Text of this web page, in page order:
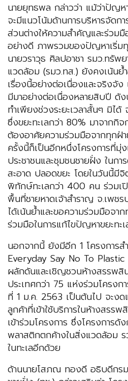
นายยุทธพล กล่าวว่า แม้ว่าปัญหา
จะมีแนวโน้มด้านการบริหารจัดก
ส่วนต่างให้ความสำคัญและร่วมมื
อย่างดี ภาพรวมของปัญหาเริ่มทุ
นายวราวุธ ศิลปอาชา รมว.ทรัพ
แวดล้อม (รมว.ทส.) ยังคงเน้นย้
เรื่องนี้อย่างต่อเนื่องและจริงจัง
มีมาอย่างต่อเนื่องหลายสิบปี ดัง
ทำเพียงช่วงระยะเวลาสั้นๆ มิไ
ซึ่งขยะทะเลกว่า 80% มาจาก
ต้องอาศัยความร่วมมือจากทุกฝ่
ครั้งนี้ก็เป็นอีกหนึ่งโครงการที่มุ่
ประชาชนและชุมชนชายฝั่ง ในก
สะอาด ปลอดขยะ โดยในวันนี้มีจิ
พิทักษ์ทะเลกว่า 400 คน ร่วมเปิ
พื้นที่ชายหาดเจ้าสำราญ จ.เพช
ได้เน้นย้ำและขอความร่วมมือจา
ร่วมมือในการแก้ไขปัญหาขยะทะ
นอกจากนี้ ยังมีอีก 1 โครงการ
Everyday Say No To
ผลักดันและเชิญชวนห้างสรรพสิ
ประเทศกว่า 75 แห่งร่วมโครง
ที่ 1 ม.ค. 2563 เป็นต้นไป จะง
ลูกค้าที่เข้าใช้บริการในห้างสรร
เข้าร่วมโครงการ ซึ่งโครงการ
พลาสติกตกค้างในสิ่งแวดล้อม
ในทะเลอีกด้วย
ด้านนายโสภณ ทองดี อธิบดีกรม